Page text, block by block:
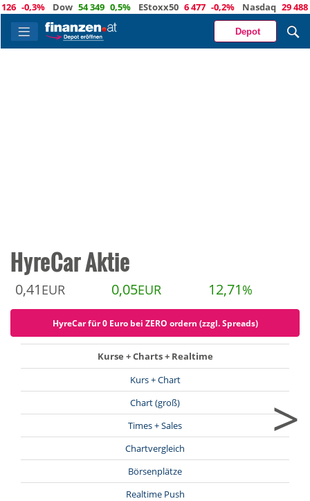
-0,3% Dow 54 349 0,5% EStoxx50 6 477 -0,2% Nasdaq 29 488 -
Depot
HyreCar Aktie
0,41 EUR 0,05EUR 12,71 %
HyreCar für 0 Euro bei ZERO ordern (zzgl. Spreads)
Kurse + Charts + Realtime
Kurs + Chart
Chart (groß)
Times + Sales
Chartvergleich
Börsenplätze
Realtime Push
>